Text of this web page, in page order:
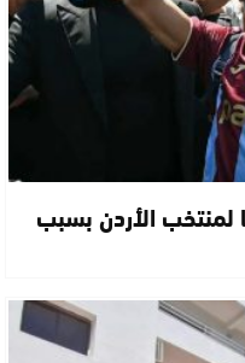
لمنتخب الأردن بسبب